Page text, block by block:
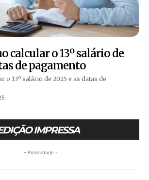
calcular o 13º salário de
de pagamento
o 13º salário de 2025 e as datas de
IMPRESSA
- Publicidade -